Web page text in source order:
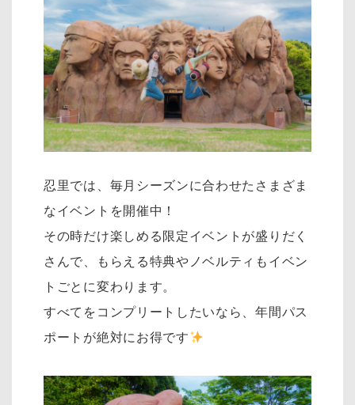
忍里では、毎月シーズンに合わせたさまざま
なイベントを開催中！
その時だけ楽しめる限定イベントが盛りだく
さんで、もらえる特典やノベルティもイベン
トごとに変わります。
すべてをコンプリートしたいなら、年間パス
ポートが絶対にお得です